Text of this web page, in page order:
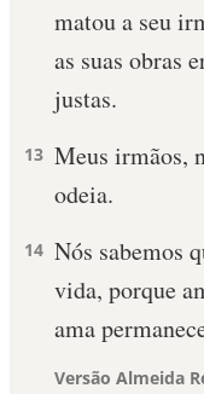
matou a seu
as suas obras
justas.
13 Meus irmãos,
odeia.
14 Nós sabemos
vida, porque
ama
Versão Almeida